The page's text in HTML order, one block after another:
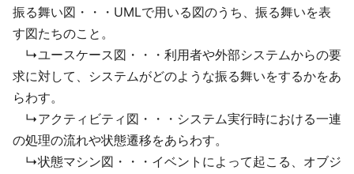
振る舞い図・・・UMLで用いる図のうち、振る舞いを表
す図たちのこと。
↳ユースケース図・・・利用者や外部システムからの要
求に対して、システムがどのような振る舞いをするかをあ
らわす。
↳アクティビティ図・・・システム実行時における一連
の処理の流れや状態遷移をあらわす。
↳状態マシン図・・・イベントによって起こる、オブジ